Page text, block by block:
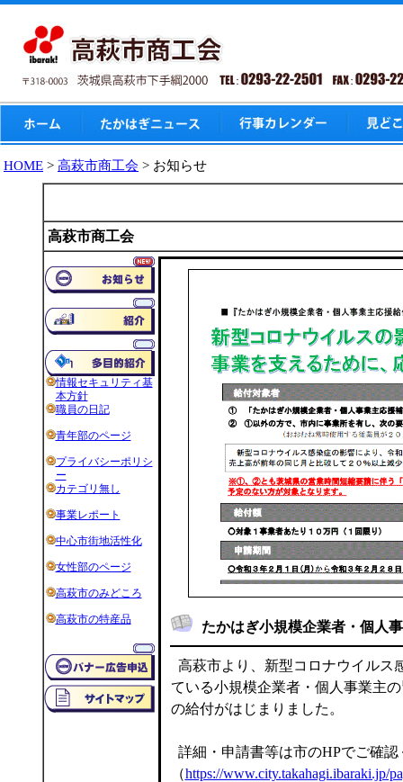
HOME > 高萩市商工会 > お知らせ
高萩市商工会
情報セキュリティ基
本方針
職員の日記
青年部のページ
プライバシーポリシ
ー
カテゴリ無し
事業レポート
中心市街地活性化
女性部のページ
高萩市のみどころ
高萩市の特産品 たかはぎ小規模企業者・個人
高萩市より、新型コロナウイルス
ている小規模企業者・個人事業主
の給付がはじまりました。
詳細・申請書等は市のHPでご確認
（https://www.city.takahagi.ibaraki.jp/